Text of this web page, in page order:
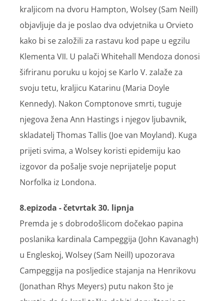
kraljicom na dvoru Hampton, Wolsey (Sam Neill)
objavljuje da je poslao dva odvjetnika u Orvieto
kako bi se založili za rastavu kod pape u egzilu
Klementa VII. U palači Whitehall Mendoza donosi
šifriranu poruku u kojoj se Karlo V. zalaže za
svoju tetu, kraljicu Katarinu (Maria Doyle
Kennedy). Nakon Comptonove smrti, tuguje
njegova žena Ann Hastings i njegov ljubavnik,
skladatelj Thomas Tallis (Joe van Moyland). Kuga
prijeti svima, a Wolsey koristi epidemiju kao
izgovor da pošalje svoje neprijatelje poput
Norfolka iz Londona.
8.epizoda - četvrtak 30. lipnja
Premda je s dobrodošlicom dočekao papina
poslanika kardinala Campeggija (John Kavanagh)
u Engleskoj, Wolsey (Sam Neill) upozorava
Campeggija na posljedice stajanja na Henrikovu
(Jonathan Rhys Meyers) putu nakon što je